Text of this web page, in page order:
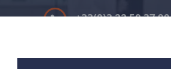
 +33(0)3 22 50 37 90